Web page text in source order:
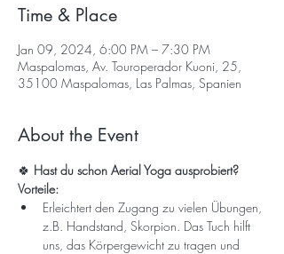
Time & Place
Jan 09, 2024, 6:00 PM – 7:30 PM
Maspalomas, Av. Touroperador Kuoni, 25,
35100 Maspalomas, Las Palmas, Spanien
About the Event
🍀 Hast du schon Aerial Yoga ausprobiert?
Vorteile:
Erleichtert den Zugang zu vielen Übungen,
z.B. Handstand, Skorpion. Das Tuch hilft
uns, das Körpergewicht zu tragen und